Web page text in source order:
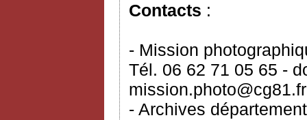
Contacts :
- Mission
Tél. 06 62 71 05 65 -
mission.photo@cg81.fr
- Archives